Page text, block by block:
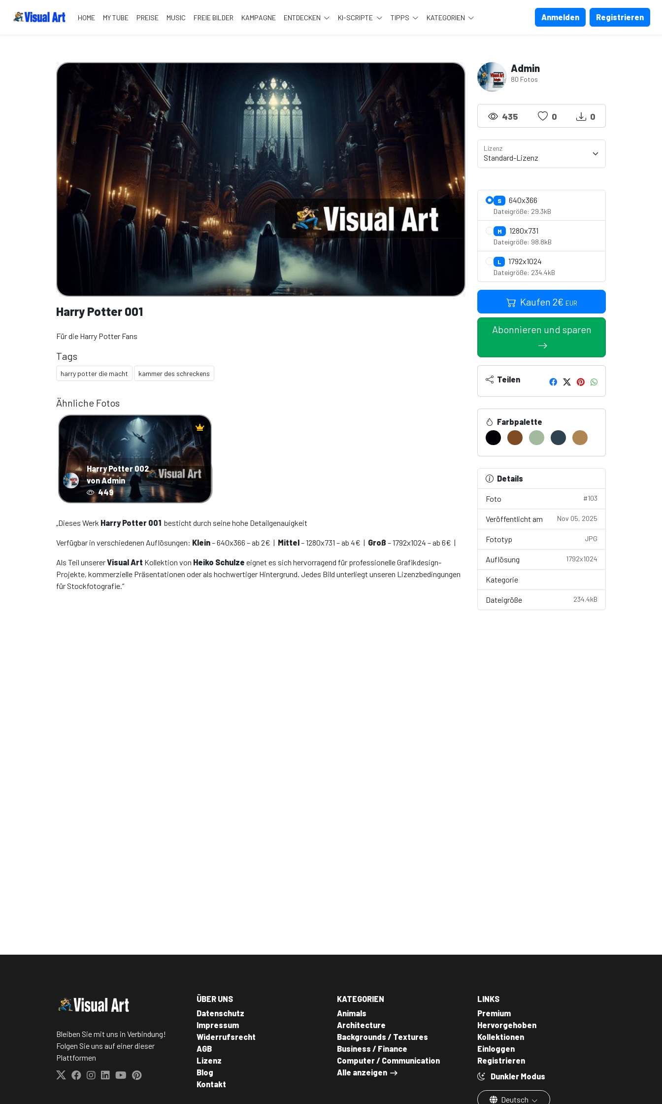
HOME MY TUBE PREISE MUSIC FREIE BILDER KAMPAGNE ENTDECKEN KI-SCRIPTE TIPPS KATEGORIEN Anmelden Registrieren
Harry Potter 001
Für die Harry Potter Fans
Tags
harry potter die macht kammer des schreckens
Ähnliche Fotos
Harry Potter 002
von Admin
449
„Dieses Werk Harry Potter 001 besticht durch seine hohe Detailgenauigkeit
Verfügbar in verschiedenen Auflösungen: Klein– 640x366 – ab 2€ | Mittel– 1280x731 – ab 4€ | Groß – 1792x1024 – ab 6€ |
Als Teil unsererVisual Art Kollektion von Heiko Schulze eignet es sich hervorragend für professionelle Grafikdesign-
Projekte, kommerzielle Präsentationen oder als hochwertiger Hintergrund. Jedes Bild unterliegt unseren Lizenzbedingungen
für Stockfotografie.“
Admin
80 Fotos
435 0 0
Lizenz
S 640x366
Dateigröße: 29.3kB
M 1280x731
Dateigröße: 98.8kB
L 1792x1024
Dateigröße: 234.4kB
Kaufen 2€ EUR
Abonnieren und sparen
Teilen
Farbpalette
Details
Foto #103
Veröffentlicht am Nov 05, 2025
Fototyp JPG
Auflösung 1792x1024
Kategorie
Dateigröße 234.4kB
Bleiben Sie mit uns in Verbindung!
Folgen Sie uns auf einer dieser
Plattformen
ÜBER UNS
Datenschutz
Impressum
Widerrufsrecht
AGB
Lizenz
Blog
Kontakt
KATEGORIEN
Animals
Architecture
Backgrounds / Textures
Business / Finance
Computer / Communication
Alle anzeigen
LINKS
Premium
Hervorgehoben
Kollektionen
Einloggen
Registrieren
Dunkler Modus
Deutsch